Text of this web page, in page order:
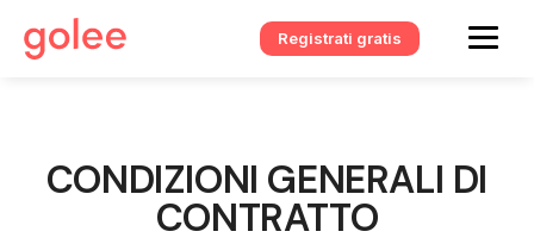
Registrati gratis
CONDIZIONI GENERALI DI
CONTRATTO